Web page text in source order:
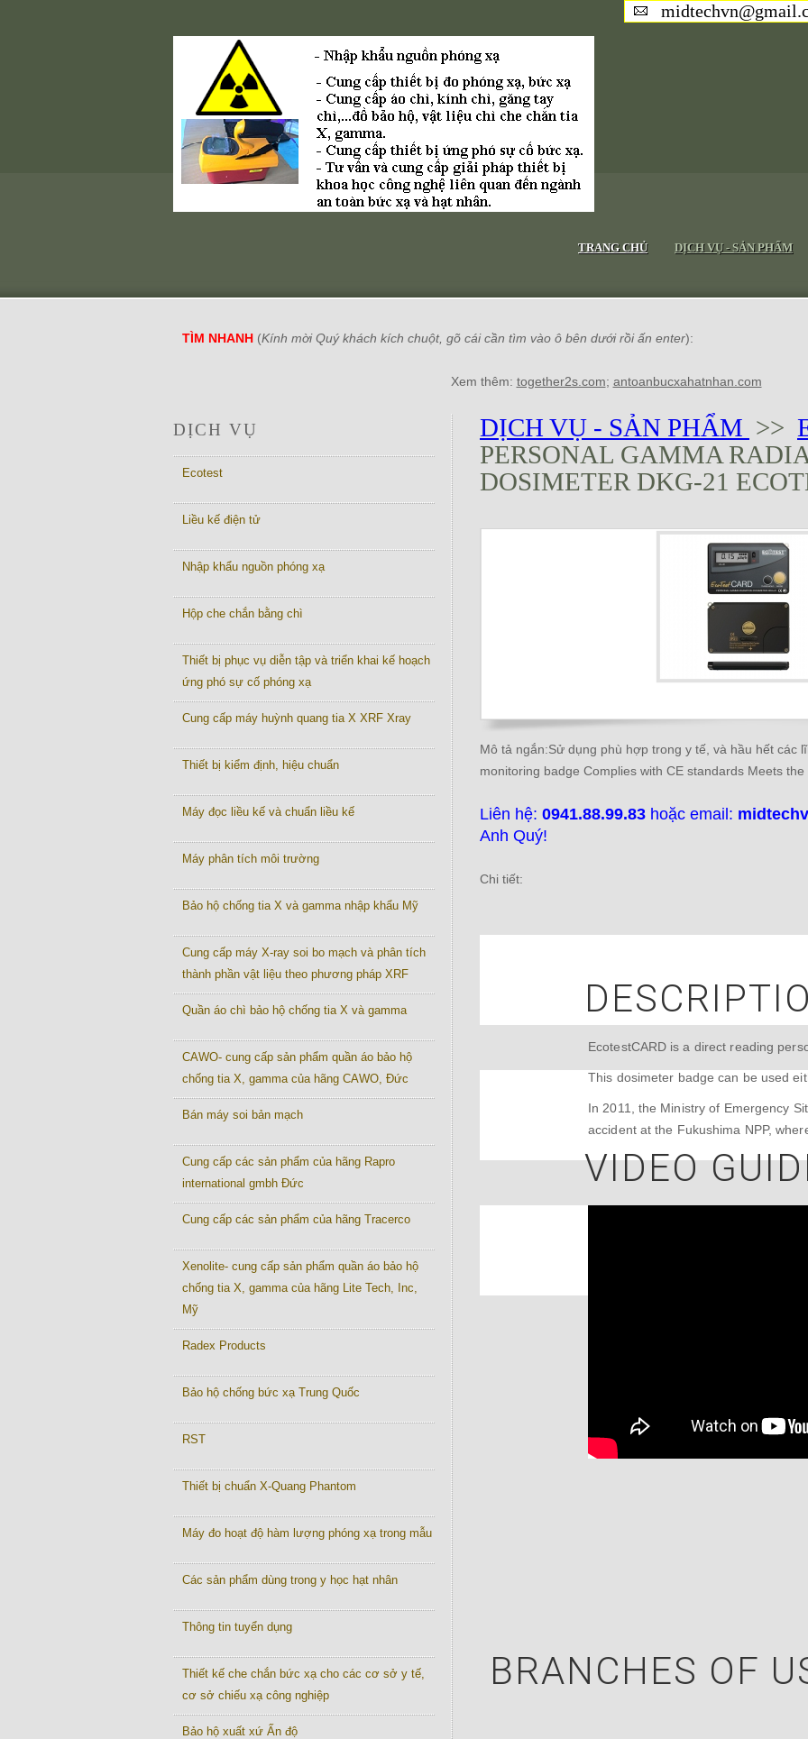
TRANG CHỦ DỊCH VỤ - SẢN PHẨM
TÌM NHANH (Kính mời Quý khách kích chuột, gõ cái cần tìm vào ô bên dưới rồi ấn enter):
Xem thêm: together2s.com; antoanbucxahatnhan.com
DỊCH VỤ
Ecotest
Liều kế điện tử
Nhập khẩu nguồn phóng xạ
Hộp che chắn bằng chì
Thiết bị phục vụ diễn tập và triển khai kế hoạch
ứng phó sự cố phóng xạ
Cung cấp máy huỳnh quang tia X XRF Xray
Thiết bị kiểm định, hiệu chuẩn
Máy đọc liều kế và chuẩn liều kế
Máy phân tích môi trường
Bảo hộ chống tia X và gamma nhập khẩu Mỹ
Cung cấp máy X-ray soi bo mạch và phân tích
thành phần vật liệu theo phương pháp XRF
Quần áo chì bảo hộ chống tia X và gamma
CAWO- cung cấp sản phẩm quần áo bảo hộ
chống tia X, gamma của hãng CAWO, Đức
Bán máy soi bản mạch
Cung cấp các sản phẩm của hãng Rapro
international gmbh Đức
Cung cấp các sản phẩm của hãng Tracerco
Xenolite- cung cấp sản phẩm quần áo bảo hộ
chống tia X, gamma của hãng Lite Tech, Inc,
Mỹ
Radex Products
Bảo hộ chống bức xạ Trung Quốc
RST
Thiết bị chuẩn X-Quang Phantom
Máy đo hoạt độ hàm lượng phóng xạ trong mẫu
Các sản phẩm dùng trong y học hạt nhân
Thông tin tuyển dụng
Thiết kế che chắn bức xạ cho các cơ sở y tế,
cơ sở chiếu xạ công nghiệp
Bảo hộ xuất xứ Ấn độ
DỊCH VỤ - SẢN PHẨM >>
PERSONAL GAMMA
DOSIMETER DKG-21
Mô tả ngắn:Sử dụng phù hợp trong y tế, và hầu hết các
monitoring badge Сomplies with CE standards Meets
Liên hệ: 0941.88.99.83 hoặc email:
Anh Quý!
Chi tiết:
EcotestCARD is a direct reading
This dosimeter badge can be used
In 2011, the Ministry of Emergency
accident at the Fukushima NPP,
VIDEO
BRANCHES OF